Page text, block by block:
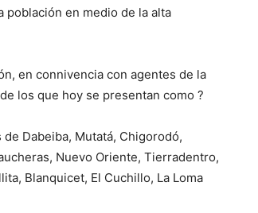
en medio de la alta
en connivencia con agentes de la
los que hoy se presentan como ?
Dabeiba, Mutatá, Chigorodó,
Nuevo Oriente, Tierradentro,
Blanquicet, El Cuchillo, La Loma